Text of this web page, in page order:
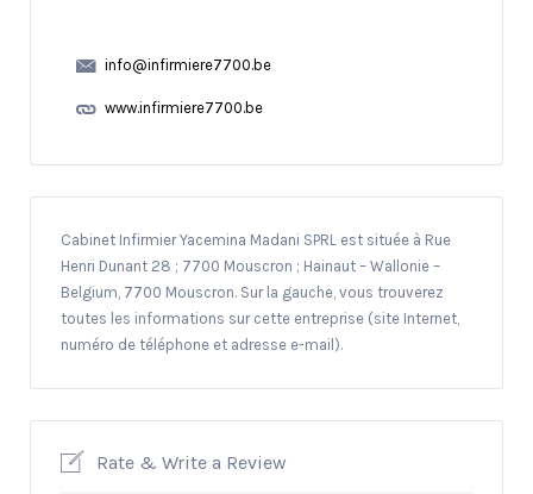
info@infirmiere7700.be
www.infirmiere7700.be
Cabinet Infirmier Yacemina Madani SPRL est située à Rue
Henri Dunant 28 ; 7700 Mouscron ; Hainaut – Wallonie –
Belgium, 7700 Mouscron. Sur la gauche, vous trouverez
toutes les informations sur cette entreprise (site Internet,
numéro de téléphone et adresse e-mail).
Rate & Write a Review